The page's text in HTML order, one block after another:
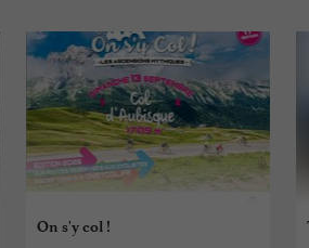
On s'y col !